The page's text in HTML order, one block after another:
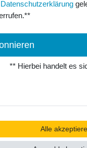
Daten­schutz­erklärung
** Hierbei handelt es
Alle